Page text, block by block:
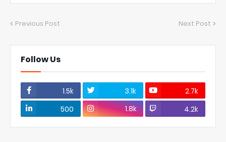
Previous Post Next Post
Follow Us
1.5k 3.1k
2.7k
500
1.8k 4.2k